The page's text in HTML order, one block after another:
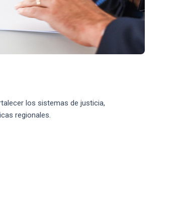
los sistemas de justicia,
regionales.